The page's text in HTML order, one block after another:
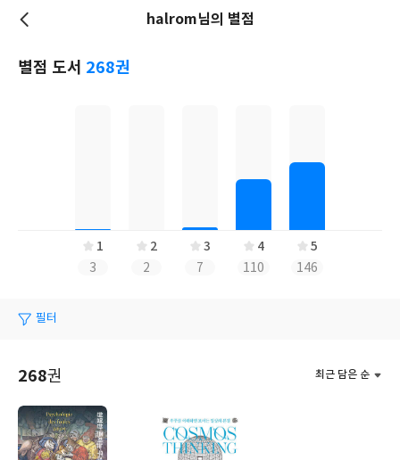
halrom님의 별점
별점 도서 268권
1
3
2
2
3
7
4
110
5
146
필터
최근 담은 순
268권